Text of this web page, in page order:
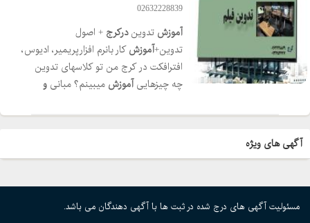
02632228839
آموزش تدویندرکرج + اصول
تدوین+آموزشکار بانرم افزارپریمیر، ادیوس،
افترافکت در کرج من تو کلاسهای تدوین
چه چیزهاییآموزش میبینم؟ مبانیو
پریمیر ابزارها ، منوها ، گزینه های مختلف
افکت صوتی شخصی سازی تدوین چند
دوربینه ‎ اصلاح رنگ
و
نور ‎ خروجی گرفتن از
آگهی های ویژه
مسئولیت آگهی های درج شده در ثبت ها با آگهی دهندگان می باشد.